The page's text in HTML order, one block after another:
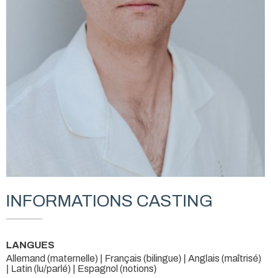
INFORMATIONS CASTING
LANGUES
Allemand (maternelle) | Français (bilingue) | Anglais (maîtrisé)
| Latin (lu/parlé) | Espagnol (notions)